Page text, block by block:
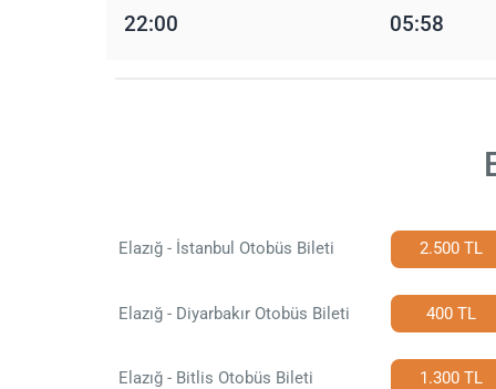
22:00 05:58
Elazığ - İstanbul Otobüs Bileti 2.500 TL
Elazığ - Diyarbakır Otobüs Bileti 400 TL
Elazığ - Bitlis Otobüs Bileti 1.300 TL